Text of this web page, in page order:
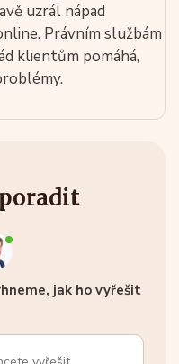
uzrál nápad
Právním službám
klientům pomáhá,
jak ho vyřešit